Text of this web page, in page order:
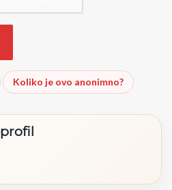
Koliko je ovo anonimno?
profil